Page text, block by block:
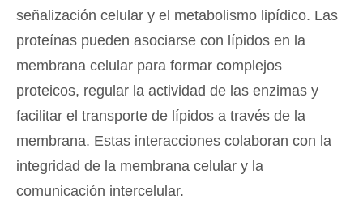
señalización celular y el metabolismo lipídico. Las
proteínas pueden asociarse con lípidos en la
membrana celular para formar complejos
proteicos, regular la actividad de las enzimas y
facilitar el transporte de lípidos a través de la
membrana. Estas interacciones colaboran con la
integridad de la membrana celular y la
comunicación intercelular.